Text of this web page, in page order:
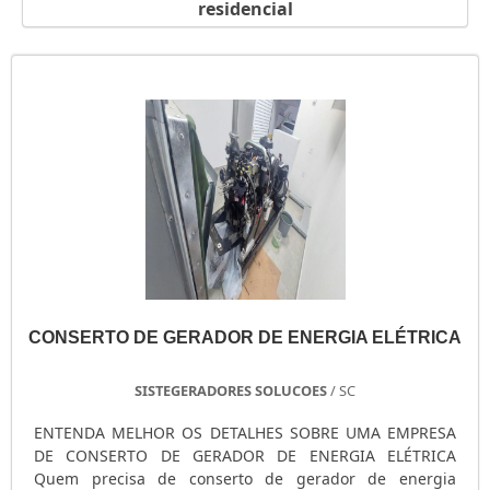
GERADOR PORTÁTIL A GASOLINA
GERADOR PEQUENO A GASOLINA
GERADOR PARA SHOW
GERADOR PARA RESIDÊNCIA
GERADOR PARA RESIDÊNCIA PREÇO
GERADOR PARA LOCAÇÃO SÃO PAULO
GERADOR PARA AR CONDICIONADO
GERADOR ELÉTRICO DIESEL
GERADOR ELÉTRICO A DIESEL
GERADOR DIESEL TRIFÁSICO
GERADOR DIESEL RESIDENCIAL
GERADOR DIESEL PORTÁTIL
residencial
CONSERTO DE GERADOR DE ENERGIA ELÉTRICA
SISTEGERADORES SOLUCOES/ SC
ENTENDA MELHOR OS DETALHES SOBRE UMA EMPRESA
DE CONSERTO DE GERADOR DE ENERGIA ELÉTRICA
Quem precisa de conserto de gerador de energia